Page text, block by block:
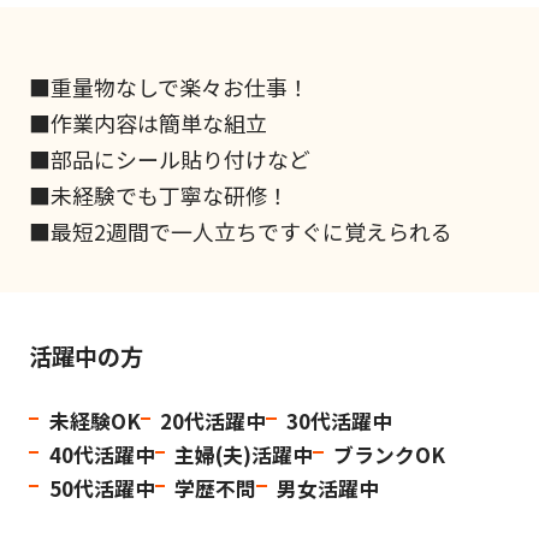
■重量物なしで楽々お仕事！
■作業内容は簡単な組立
■部品にシール貼り付けなど
■未経験でも丁寧な研修！
■最短2週間で一人立ちですぐに覚えられる
活躍中の方
未経験OK 20代活躍中
30代活躍中
40代活躍中
主婦(夫)活躍中
ブランクOK
50代活躍中
学歴不問 男女活躍中